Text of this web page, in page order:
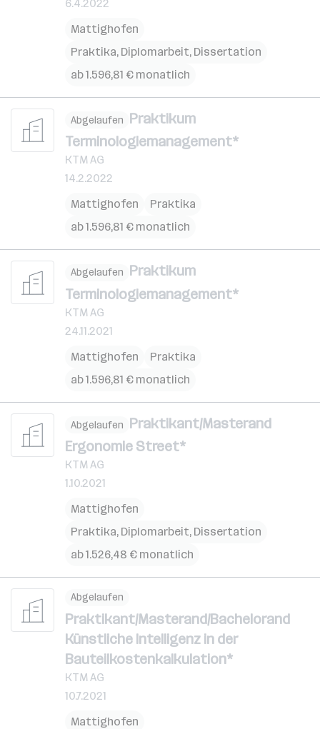
6.4.2022
Mattighofen
Praktika, Diplomarbeit, Dissertation
ab 1.596,81 € monatlich
Abgelaufen Praktikum
Terminologiemanagement*
KTM AG
14.2.2022
Mattighofen
Praktika
ab 1.596,81 € monatlich
Abgelaufen Praktikum
Terminologiemanagement*
KTM AG
24.11.2021
Mattighofen
Praktika
ab 1.596,81 € monatlich
Abgelaufen Praktikant/Masterand
Ergonomie Street*
KTM AG
1.10.2021
Mattighofen
Praktika, Diplomarbeit, Dissertation
ab 1.526,48 € monatlich
Abgelaufen
Praktikant/Masterand/Bachelorand
Künstliche Intelligenz in der
Bauteilkostenkalkulation*
KTM AG
10.7.2021
Mattighofen